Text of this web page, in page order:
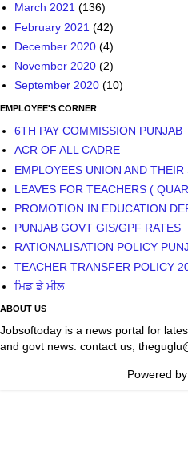
March 2021 (136)
February 2021 (42)
December 2020 (4)
November 2020 (2)
September 2020 (10)
EMPLOYEE'S CORNER
6TH PAY COMMISSION PUNJAB
ACR OF ALL CADRE
EMPLOYEES UNION AND
LEAVES FOR TEACHERS (
PROMOTION IN EDUCATION
PUNJAB GOVT GIS/GPF RATES
RATIONALISATION POLICY
TEACHER TRANSFER POLICY
ਮਿਡ ਡੇ ਮੀਲ
ABOUT US
Jobsoftoday is a news portal for
and govt news. contact us;
Powered by